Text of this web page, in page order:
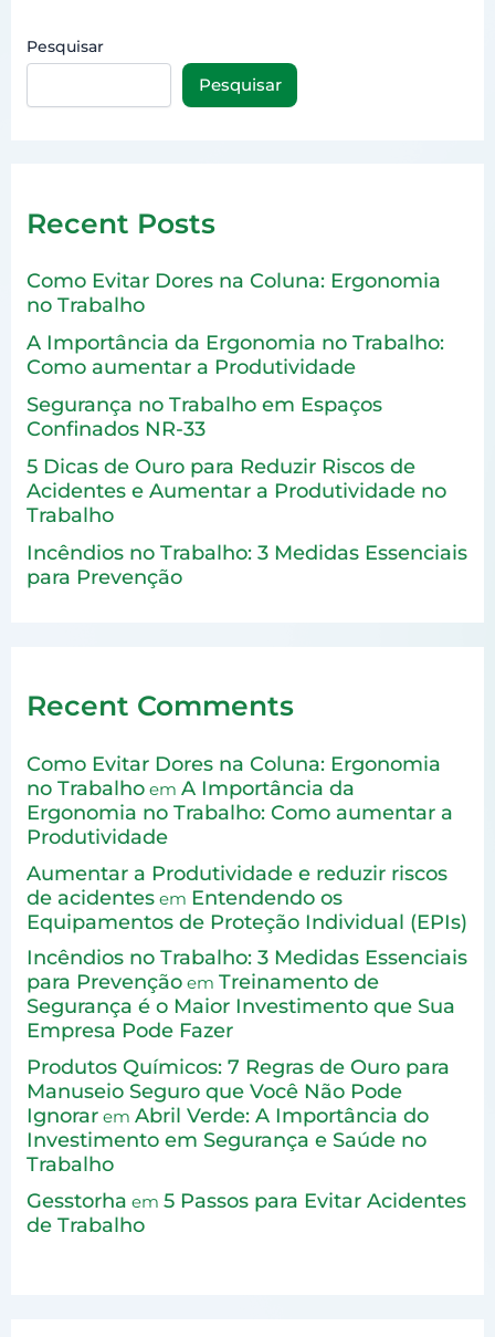
Pesquisar
Pesquisar
Recent Posts
Como Evitar Dores na Coluna: Ergonomia
no Trabalho
A Importância da Ergonomia no Trabalho:
Como aumentar a Produtividade
Segurança no Trabalho em Espaços
Confinados NR-33
5 Dicas de Ouro para Reduzir Riscos de
Acidentes e Aumentar a Produtividade no
Trabalho
Incêndios no Trabalho: 3 Medidas Essenciais
para Prevenção
Recent Comments
Como Evitar Dores na Coluna: Ergonomia
no Trabalho emA Importância da
Ergonomia no Trabalho: Como aumentar a
Produtividade
Aumentar a Produtividade e reduzir riscos
de acidentes em Entendendo os
Equipamentos de Proteção Individual (EPIs)
Incêndios no Trabalho: 3 Medidas Essenciais
para Prevenção em Treinamento de
Segurança é o Maior Investimento que Sua
Empresa Pode Fazer
Produtos Químicos: 7 Regras de Ouro para
Manuseio Seguro que Você Não Pode
Ignorar emAbril Verde: A Importância do
Investimento em Segurança e Saúde no
Trabalho
Gesstorha em5 Passos para Evitar Acidentes
de Trabalho